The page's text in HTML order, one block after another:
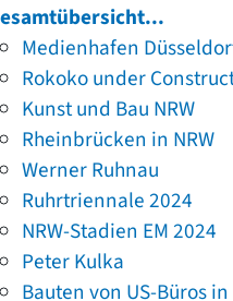
Medienhafen
Rokoko under
Kunst und Bau NRW
Rheinbrücken in NRW
Werner Ruhnau
Ruhrtriennale 2024
NRW-Stadien EM 2024
Peter Kulka
Bauten von US-Büros in